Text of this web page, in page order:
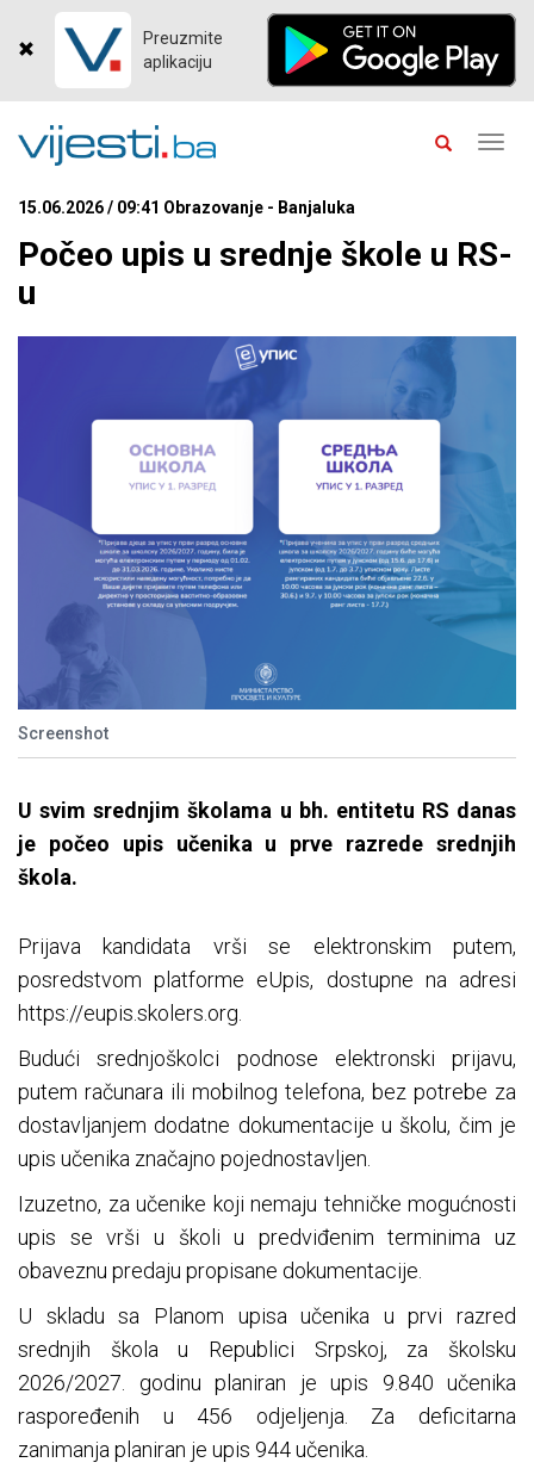
Preuzmite
aplikaciju
15.06.2026 / 09:41 Obrazovanje - Banjaluka
Počeo upis u srednje škole u RS-
u
Screenshot
U svim srednjim školama u bh. entitetu RS danas
je počeo upis učenika u prve razrede srednjih
škola.
Prijava kandidata vrši se elektronskim putem,
posredstvom platforme eUpis, dostupne na adresi
https://eupis.skolers.org.
Budući srednjoškolci podnose elektronski prijavu,
putem računara ili mobilnog telefona, bez potrebe za
dostavljanjem dodatne dokumentacije u školu, čim je
upis učenika značajno pojednostavljen.
Izuzetno, za učenike koji nemaju tehničke mogućnosti
upis se vrši u školi u predviđenim terminima uz
obaveznu predaju propisane dokumentacije.
U skladu sa Planom upisa učenika u prvi razred
srednjih škola u Republici Srpskoj, za školsku
2026/2027. godinu planiran je upis 9.840 učenika
raspoređenih u 456 odjeljenja. Za deficitarna
zanimanja planiran je upis 944 učenika.